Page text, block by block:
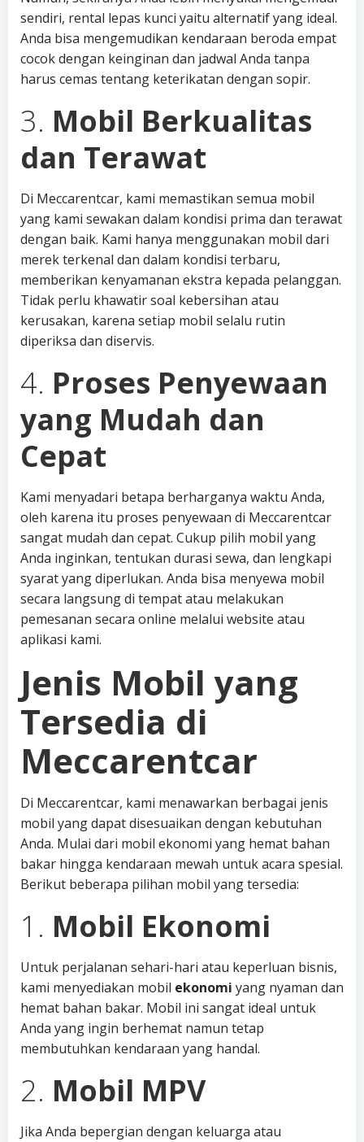
sendiri, rental lepas kunci yaitu alternatif yang ideal.
Anda bisa mengemudikan kendaraan beroda empat
cocok dengan keinginan dan jadwal Anda tanpa
harus cemas tentang keterikatan dengan sopir.
3. Mobil Berkualitas
dan Terawat
Di Meccarentcar, kami memastikan semua mobil
yang kami sewakan dalam kondisi prima dan terawat
dengan baik. Kami hanya menggunakan mobil dari
merek terkenal dan dalam kondisi terbaru,
memberikan kenyamanan ekstra kepada pelanggan.
Tidak perlu khawatir soal kebersihan atau
kerusakan, karena setiap mobil selalu rutin
diperiksa dan diservis.
4. Proses Penyewaan
yang Mudah dan
Cepat
Kami menyadari betapa berharganya waktu Anda,
oleh karena itu proses penyewaan di Meccarentcar
sangat mudah dan cepat. Cukup pilih mobil yang
Anda inginkan, tentukan durasi sewa, dan lengkapi
syarat yang diperlukan. Anda bisa menyewa mobil
secara langsung di tempat atau melakukan
pemesanan secara online melalui website atau
aplikasi kami.
Jenis Mobil yang
Tersedia di
Meccarentcar
Di Meccarentcar, kami menawarkan berbagai jenis
mobil yang dapat disesuaikan dengan kebutuhan
Anda. Mulai dari mobil ekonomi yang hemat bahan
bakar hingga kendaraan mewah untuk acara spesial.
Berikut beberapa pilihan mobil yang tersedia:
1. Mobil Ekonomi
Untuk perjalanan sehari-hari atau keperluan bisnis,
kami menyediakan mobil ekonomi yang nyaman dan
hemat bahan bakar. Mobil ini sangat ideal untuk
Anda yang ingin berhemat namun tetap
membutuhkan kendaraan yang handal.
2. Mobil MPV
Jika Anda bepergian dengan keluarga atau